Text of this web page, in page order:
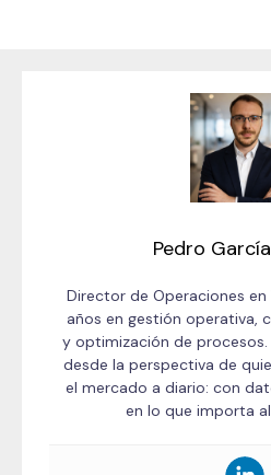
Pedro
Director de Operaciones en
años en gestión operativa,
y optimización de procesos.
desde la perspectiva de
el mercado a diario: con
en lo que importa